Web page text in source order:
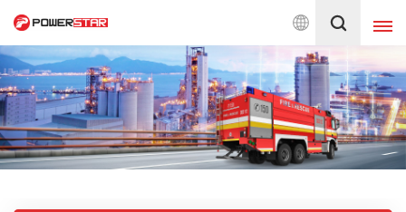
Bomba Sejak 1990 Melayu
English français
Deutsch русский